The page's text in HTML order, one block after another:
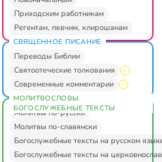
Приходским работникам
Регентам, певчим, клирошанам
СВЯЩЕННОЕ ПИСАНИЕ
Переводы Библии
Святоотеческие толкования
Современные комментарии
МОЛИТВОСЛОВЫ.
БОГОСЛУЖЕБНЫЕ ТЕКСТЫ
Молитвы по-русски
Молитвы по-славянски
Богослужебные тексты на русском
Богослужебные тексты на